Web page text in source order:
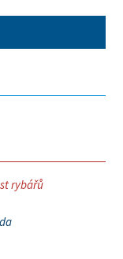
rybářů